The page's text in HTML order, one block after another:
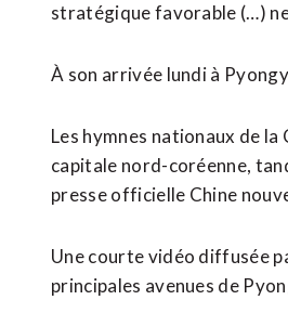
stratégique favorable (…) ne
À son arrivée lundi à
Les hymnes ⁠nationaux de
capitale nord-coréenne,
presse officielle Chine
Une courte vidéo diffusée
principales avenues de